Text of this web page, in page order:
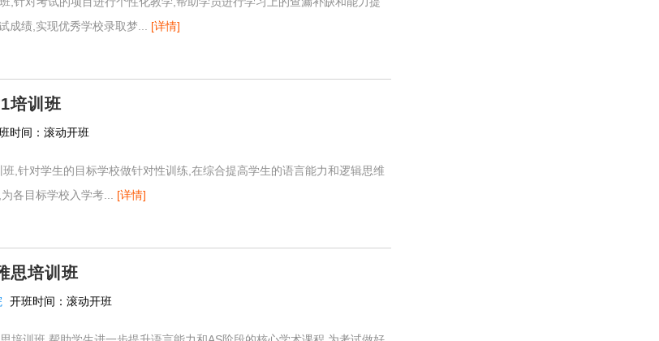
成绩,实现优秀学校录取梦... [详情]
培训班
时间： 滚动开班
,针对学生的目标学校做针对性训练,在综合提高学生的语言能力和逻辑思维
各目标学校入学考... [详情]
思培训班
开班时间： 滚动开班